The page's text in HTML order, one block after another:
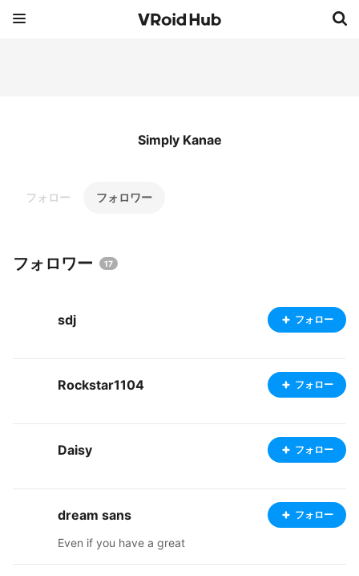
Simply Kanae
フォロー フォロワー
フォロワー 17
sdj フォロー
Rockstar1104 フォロー
Daisy フォロー
dream sans フォロー
Even if you have a great